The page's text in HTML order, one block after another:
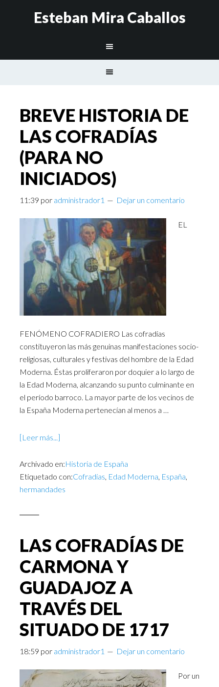
Esteban Mira Caballos
BREVE HISTORIA DE
LAS COFRADÍAS
(PARA NO
INICIADOS)
11:39 por administrador1 Dejar un comentario
EL
FENÓMENO COFRADIERO Las cofradías
constituyeron las más genuinas manifestaciones socio-
religiosas, culturales y festivas del hombre de la Edad
Moderna. Éstas proliferaron por doquier a lo largo de
la Edad Moderna, alcanzando su punto culminante en
el período barroco. La mayor parte de los vecinos de
la España Moderna pertenecían al menos a …
[Leer más...]
Archivado en:Historia de España
Etiquetado con:Cofradías, Edad Moderna, España,
hermandades
LAS COFRADÍAS DE
CARMONA Y
GUADAJOZ A
TRAVÉS DEL
SITUADO DE 1717
18:59 por administrador1 Dejar un comentario
Por un